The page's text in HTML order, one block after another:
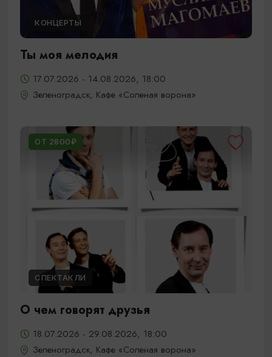
КОНЦЕРТЫ
Ты моя мелодия
17.07.2026 - 14.08.2026, 18:00
Зеленоградск, Кафе «Соленая ворона»
ОТ 2800₽
СПЕКТАКЛИ
О чем говорят друзья
18.07.2026 - 29.08.2026, 18:00
Зеленоградск, Кафе «Соленая ворона»